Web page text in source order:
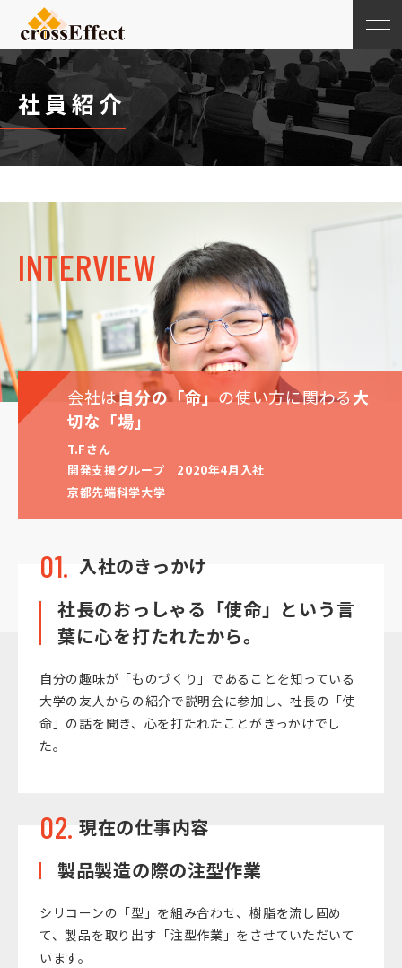
社員紹介
INTERVIEW
会社は自分の「命」の使い方に関わる大
切な「場」
T.Fさん
開発支援グループ
2020年4月入社
京都先端科学大学
01. 入社のきっかけ
社長のおっしゃる「使命」という言
葉に心を打たれたから。
自分の趣味が「ものづくり」であることを知っている
大学の友人からの紹介で説明会に参加し、社長の「使
命」の話を聞き、心を打たれたことがきっかけでし
た。
02. 現在の仕事内容
製品製造の際の注型作業
シリコーンの「型」を組み合わせ、樹脂を流し固め
て、製品を取り出す「注型作業」をさせていただいて
います。